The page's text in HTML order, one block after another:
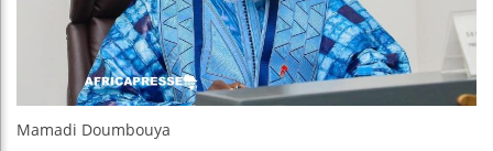
Mamadi Doumbouya